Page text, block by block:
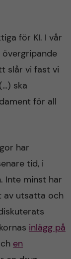
c
h
f
i
d
n
u
för KI. I vår
slår vi fast vi
ska
för all
har
tid, i
Inte minst har
av utsatta och
inlägg på
en